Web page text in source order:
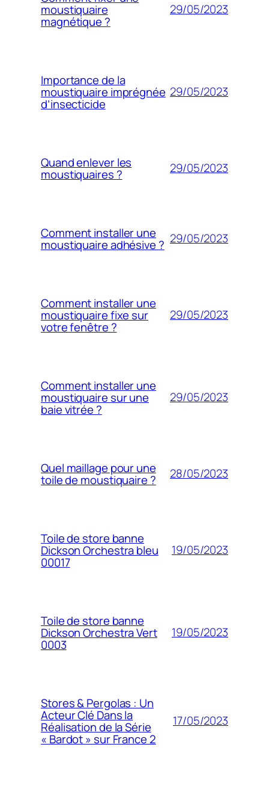
moustiquaire
magnétique ?
29/05/2023
Importance de la
moustiquaire imprégnée
d’insecticide
29/05/2023
Quand enlever les
moustiquaires ? 29/05/2023
Comment installer une
moustiquaire adhésive ? 29/05/2023
Comment installer une
moustiquaire fixe sur
votre fenêtre ?
29/05/2023
Comment installer une
moustiquaire sur une
baie vitrée ?
29/05/2023
Quel maillage pour une
toile de moustiquaire ? 28/05/2023
Toile de store banne
Dickson Orchestra bleu
00017
19/05/2023
Toile de store banne
Dickson Orchestra Vert
0003
19/05/2023
Stores & Pergolas : Un
Acteur Clé Dans la
Réalisation de la Série
« Bardot » sur France 2
17/05/2023